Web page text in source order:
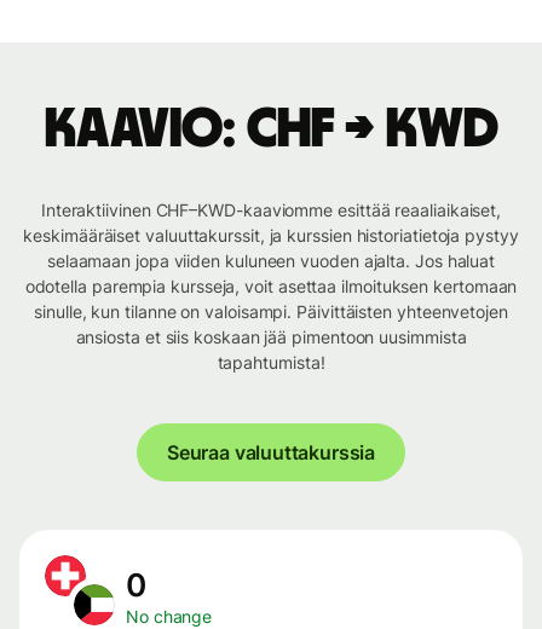
Kaavio: CHF → KWD
Interaktiivinen CHF–KWD-kaaviomme esittää reaaliaikaiset,
keskimääräiset valuuttakurssit, ja kurssien historiatietoja pystyy
selaamaan jopa viiden kuluneen vuoden ajalta. Jos haluat
odotella parempia kursseja, voit asettaa ilmoituksen kertomaan
sinulle, kun tilanne on valoisampi. Päivittäisten yhteenvetojen
ansiosta et siis koskaan jää pimentoon uusimmista
tapahtumista!
Seuraa valuuttakurssia
0
No change